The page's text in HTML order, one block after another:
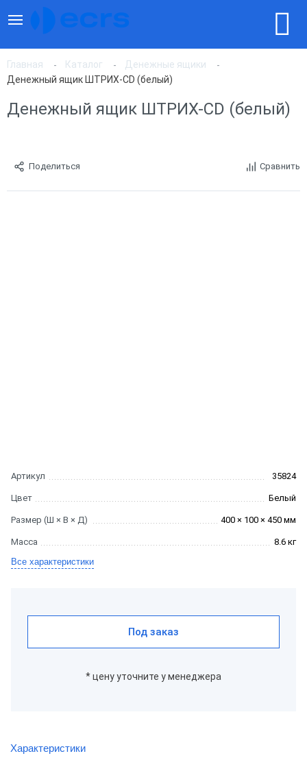
Главная Каталог
Денежные ящики
Денежный ящик ШТРИХ-CD (белый)
Денежный ящик ШТРИХ-CD (белый)
Поделиться Сравнить
Артикул 35824
Цвет Белый
Размер (Ш × В × Д) 400 × 100 × 450 мм
Масса
8.6 кг
Все характеристики
Под заказ
* цену уточните у менеджера
Характеристики